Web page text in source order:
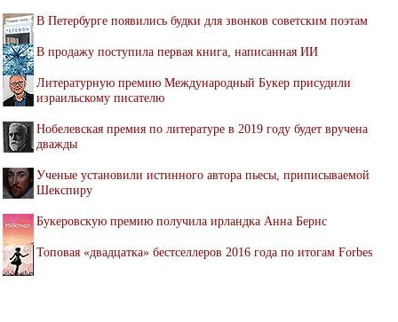
В Петербурге появились будки для звонков советским поэтам
В продажу поступила первая книга, написанная ИИ
Литературную премию Международный Букер присудили
израильскому писателю
Нобелевская премия по литературе в 2019 году будет вручена
дважды
Ученые установили истинного автора пьесы, приписываемой
Шекспиру
Букеровскую премию получила ирландка Анна Бернс
Топовая «двадцатка» бестселлеров 2016 года по итогам Forbes